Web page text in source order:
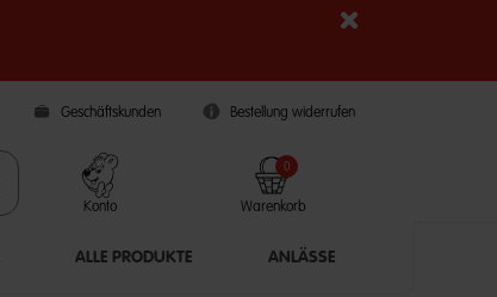
Geschäftskunden Bestellung widerrufen
Konto Warenkorb
0
ALLE PRODUKTE ANLÄSSE